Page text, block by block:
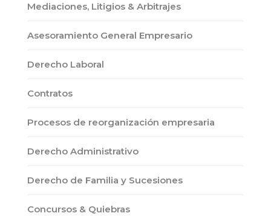
Mediaciones, Litigios & Arbitrajes
Asesoramiento General Empresario
Derecho Laboral
Contratos
Procesos de reorganización empresaria
Derecho Administrativo
Derecho de Familia y Sucesiones
Concursos & Quiebras